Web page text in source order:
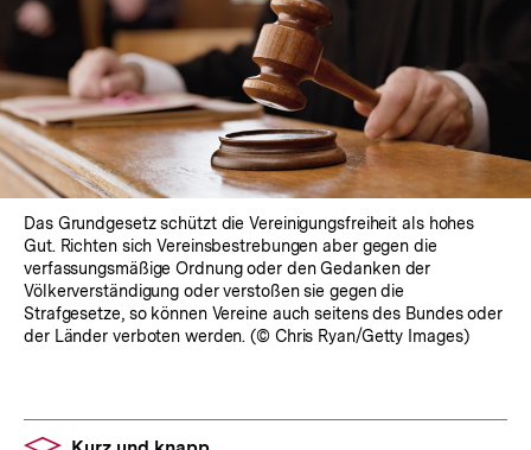
Das Grundgesetz schützt die Vereinigungsfreiheit als hohes
Gut. Richten sich Vereinsbestrebungen aber gegen die
verfassungsmäßige Ordnung oder den Gedanken der
Völkerverständigung oder verstoßen sie gegen die
Strafgesetze, so können Vereine auch seitens des Bundes oder
der Länder verboten werden. (© Chris Ryan/Getty Images)